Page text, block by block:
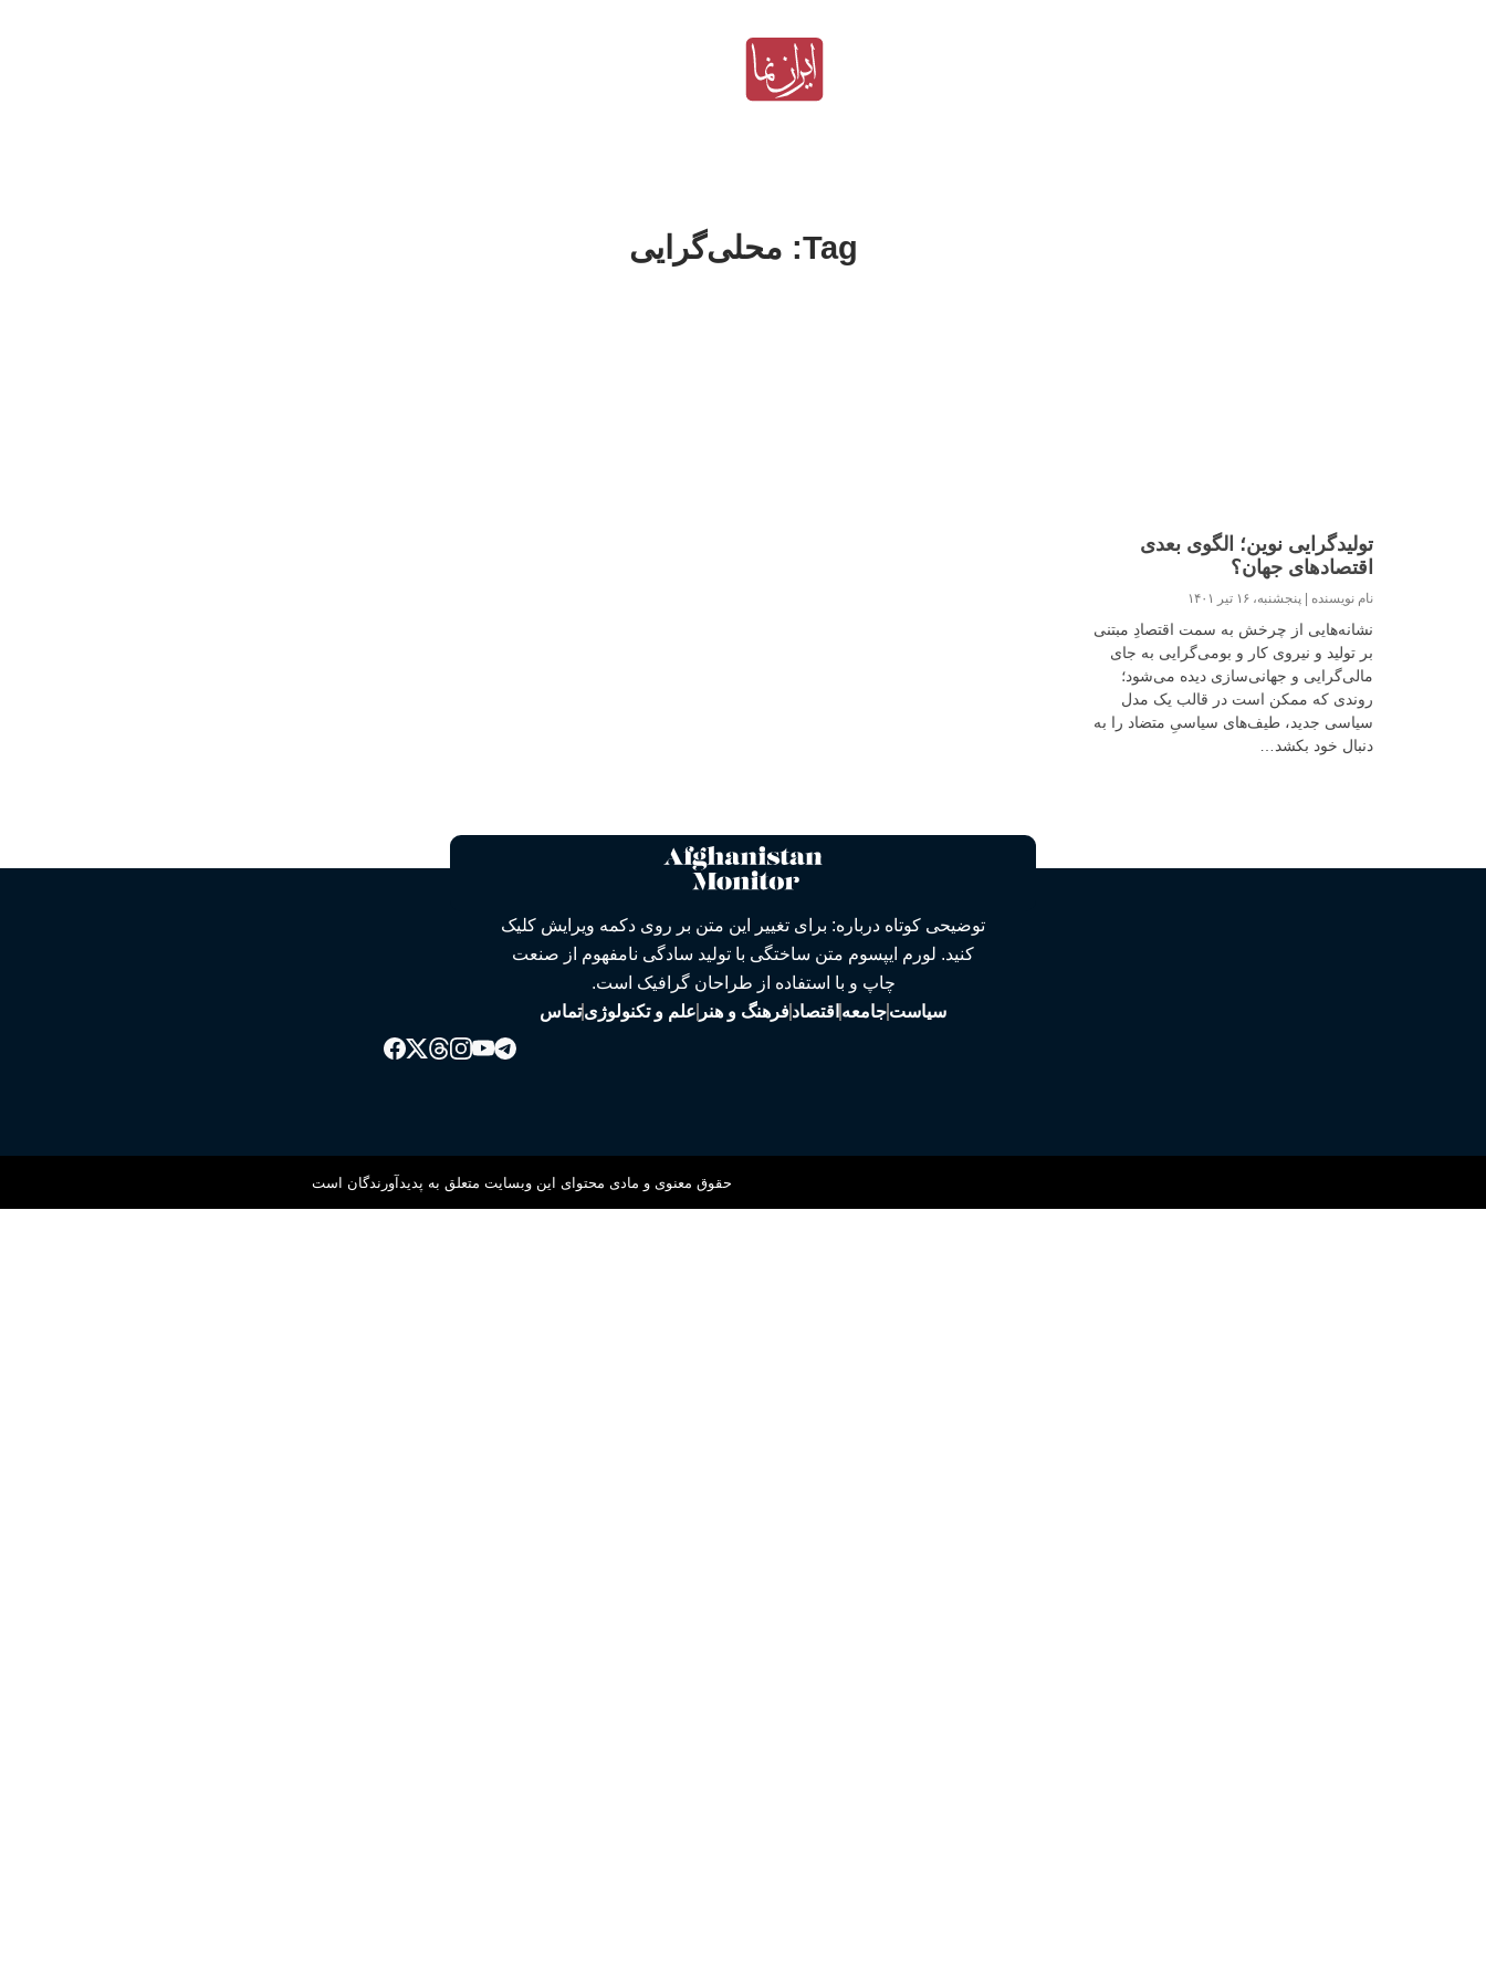
Tag: محلی‌گرایی
تولیدگرایی نوین؛ الگوی بعدی
اقتصادهای جهان؟
نام نویسنده پنجشنبه، ۱۶ تیر ۱۴۰۱
نشانه‌هایی از چرخش به سمت اقتصادِ مبتنی
بر تولید و نیروی کار و بومی‌گرایی به جای
مالی‌گرایی و جهانی‌سازی دیده می‌شود؛
روندی که ممکن است در قالب یک مدل
سیاسی جدید، طیف‌های سیاسیِ متضاد را به
دنبال خود بکشد…
توضیحی کوتاه درباره: برای تغییر این متن بر روی دکمه ویرایش کلیک
کنید. لورم ایپسوم متن ساختگی با تولید سادگی نامفهوم از صنعت
چاپ و با استفاده از طراحان گرافیک است.
سیاستجامعه اقتصادفرهنگ و هنر علم و تکنولوژیتماس
حقوق معنوی و مادی محتوای این وبسایت متعلق به پدیدآورندگان است